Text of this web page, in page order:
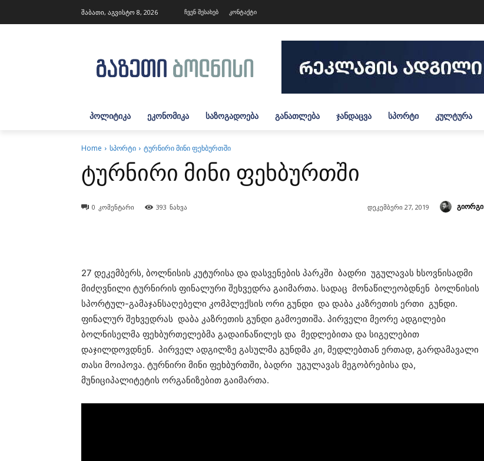
შაბათი, აგვისტო 8, 2026 ჩვენ შესახებ კონტაქტი
ᲞᲝᲚᲘᲢᲘᲙᲐ ᲔᲙᲝᲜᲝᲛᲘᲙᲐ ᲡᲐᲖᲝᲒᲐᲓᲝᲔᲑᲐ ᲒᲐᲜᲐᲗᲚᲔᲑᲐ ᲯᲐᲜᲓᲐᲪᲕᲐ ᲡᲞᲝᲠᲢᲘ ᲙᲣᲚᲢᲣᲠᲐ
Home სპორტი ტურნირი მინი ფეხბურთში
ტურნირი მინი ფეხბურთში
გიორგი
დეკემბერი 27, 2019
0 კომენტარი 393 ნახვა
27 დეკემბერს, ბოლნისის კუტურისა და დასვენების პარკში ბადრი უგულავას ხსოვნისადმი
მიძღვნილი ტურნირის ფინალური შეხვედრა გაიმართა. სადაც მონაწილეობდნენ ბოლნისის
სპორტულ-გამაჯანსაღებელი კომპლექსის ორი გუნდი და დაბა კაზრეთის ერთი გუნდი.
ფინალურ შეხვედრას დაბა კაზრეთის გუნდი გამოეთიშა. პირველი მეორე ადგილები
ბოლნისელმა ფეხბურთელებმა გადაინაწილეს და მედლებითა და სიგელებით
დაჯილდოვდნენ. პირველ ადგილზე გასულმა გუნდმა კი, მედლებთან ერთად, გარდამავალი
თასი მოიპოვა. ტურნირი მინი ფეხბურთში, ბადრი უგულავას მეგობრებისა და,
მუნიციპალიტეტის ორგანიზებით გაიმართა.